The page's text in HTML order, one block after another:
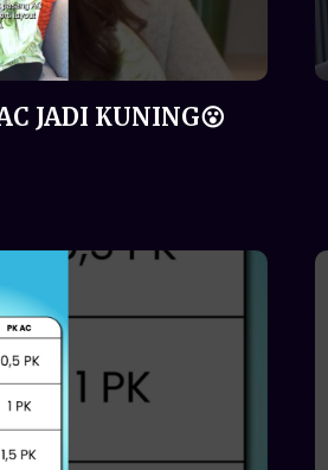
JADI KUNING😮